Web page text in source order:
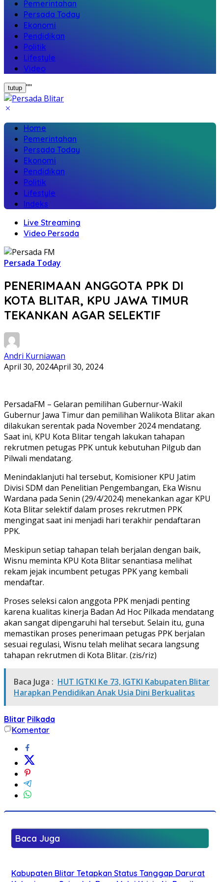
Pemerintahan
Persada Today
Ekonomi
Pendidikan
Politik
Lifestyle
Video
tutup ""
Home
Pemerintahan
Persada Today
Ekonomi
Pendidikan
Politik
Lifestyle
Indeks
Live Streaming
Video Persada
Persada Today
PENERIMAAN ANGGOTA PPK DI
KOTA BLITAR, KPU JAWA TIMUR
TEKANKAN AGAR SELEKTIF
Andri Kurniawan
April 30, 2024April 30, 2024
PersadaFM – Gelaran pemilihan Gubernur-Wakil
Gubernur Jawa Timur dan pemilihan Walikota Blitar akan
dilakukan serentak pada November 2024 mendatang.
Saat ini, KPU Kota Blitar tengah lakukan tahapan
rekrutmen petugas PPK untuk kebutuhan Pilgub dan
Pilwali mendatang.
Menindaklanjuti hal tersebut, Komisioner KPU Jatim
Divisi SDM dan Penelitian Pengembangan, Eka Wisnu
Wardana pada Senin (29/4/2024) menekankan agar KPU
Kota Blitar selektif dalam proses rekrutmen PPK
mengingat saat ini menjadi hari terakhir pendaftaran
PPK.
Meskipun setiap tahapan telah berjalan dengan baik,
Wisnu meminta KPU Kota Blitar senantiasa melihat
rekam jejak incumbent petugas PPK yang kembali
mendaftar.
Proses seleksi calon anggota PPK menjadi penting
karena kualitas kinerja Badan Ad Hoc Pilkada mendatang
akan sangat dipengaruhi hal tersebut. Selain itu, guna
memastikan proses penerimaan petugas PPK berjalan
sesuai regulasi, Wisnu telah melihat secara langsung
tahapan rekrutmen di Kota Blitar. (zis/riz)
Baca Juga : HUT IGTKI Ke 73, IGTKI Kabupaten Blitar
Harapkan Pendidikan Anak Usia Dini Berkualitas
Blitar Pilkada
Komentar
Baca Juga
Kabupaten Blitar Tetapkan Status Tanggap Darurat